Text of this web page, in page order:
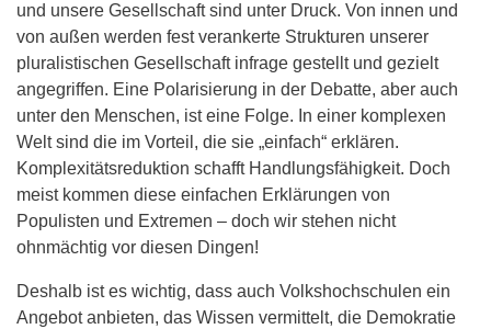
und unsere Gesellschaft sind unter Druck. Von innen und
von außen werden fest verankerte Strukturen unserer
pluralistischen Gesellschaft infrage gestellt und gezielt
angegriffen. Eine Polarisierung in der Debatte, aber auch
unter den Menschen, ist eine Folge. In einer komplexen
Welt sind die im Vorteil, die sie „einfach“ erklären.
Komplexitätsreduktion schafft Handlungsfähigkeit. Doch
meist kommen diese einfachen Erklärungen von
Populisten und Extremen – doch wir stehen nicht
ohnmächtig vor diesen Dingen!
Deshalb ist es wichtig, dass auch Volkshochschulen ein
Angebot anbieten, das Wissen vermittelt, die Demokratie